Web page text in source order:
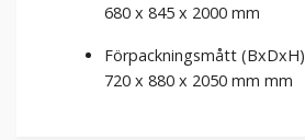
680 x 845 x 2000 mm
Förpackningsmått (BxDxH)
720 x 880 x 2050 mm mm